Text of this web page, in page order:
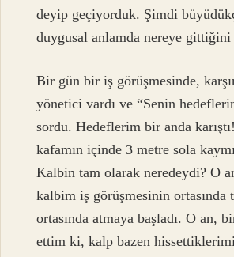
deyip geçiyorduk. Şimdi
duygusal anlamda nereye
Bir gün bir iş görüşmesinde,
yönetici vardı ve “Senin
sordu. Hedeflerim bir anda
kafamın içinde 3 metre sola
Kalbin tam olarak neredeydi? O
kalbim iş görüşmesinin ortasında
ortasında atmaya başladı. O an,
ettim ki, kalp bazen